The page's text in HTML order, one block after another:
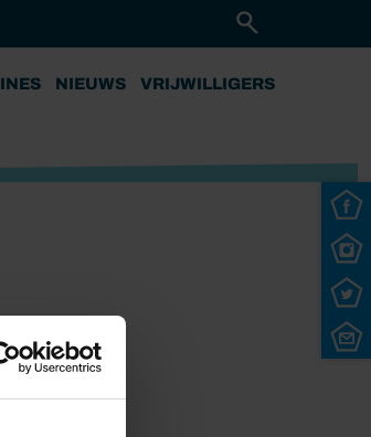
NIEUWS VRIJWILLIGERS